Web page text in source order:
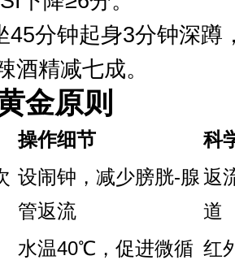
45分钟起身3分钟深蹲
酒精减七成。
金原则
操作细节
科
设闹钟，减少膀胱-腺
管返流
返
道
水温40℃，促进微循 红